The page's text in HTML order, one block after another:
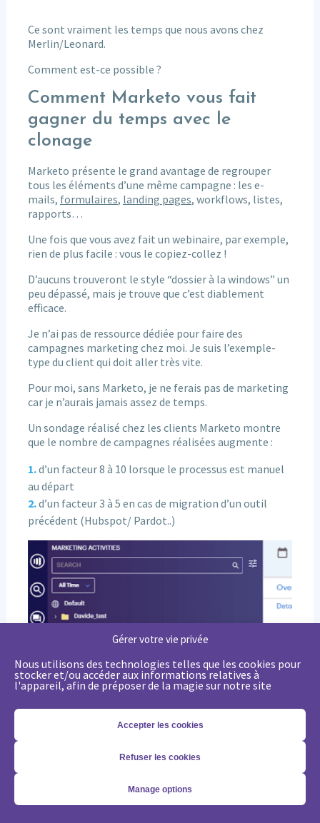
Gérer votre vie privée
Nous utilisons des technologies telles que les cookies pour
stocker et/ou accéder aux informations relatives à
l'appareil, afin de préposer de la magie sur notre site
Accepter les cookies
Refuser les cookies
Manage options
Ce sont vraiment les temps que nous avons chez
Merlin/Leonard.
Comment est-ce possible ?
Comment Marketo vous fait
gagner du temps avec le
clonage
Marketo présente le grand avantage de regrouper
tous les éléments d’une même campagne : les e-
mails, formulaires, landing pages, workflows, listes,
rapports…
Une fois que vous avez fait un webinaire, par exemple,
rien de plus facile : vous le copiez-collez !
D’aucuns trouveront le style “dossier à la windows” un
peu dépassé, mais je trouve que c’est diablement
efficace.
Je n’ai pas de ressource dédiée pour faire des
campagnes marketing chez moi. Je suis l’exemple-
type du client qui doit aller très vite.
Pour moi, sans Marketo, je ne ferais pas de marketing
car je n’aurais jamais assez de temps.
Un sondage réalisé chez les clients Marketo montre
que le nombre de campagnes réalisées augmente :
d’un facteur 8 à 10 lorsque le processus est manuel
au départ
d’un facteur 3 à 5 en cas de migration d’un outil
précédent (Hubspot/ Pardot..)